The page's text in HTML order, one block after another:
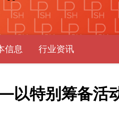
信息 行业资讯
以特别筹备活